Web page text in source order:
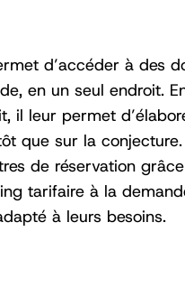
d’accéder à des
en un seul endroit.
il leur permet
que sur la
de réservation
tarifaire à la
à leurs besoins.